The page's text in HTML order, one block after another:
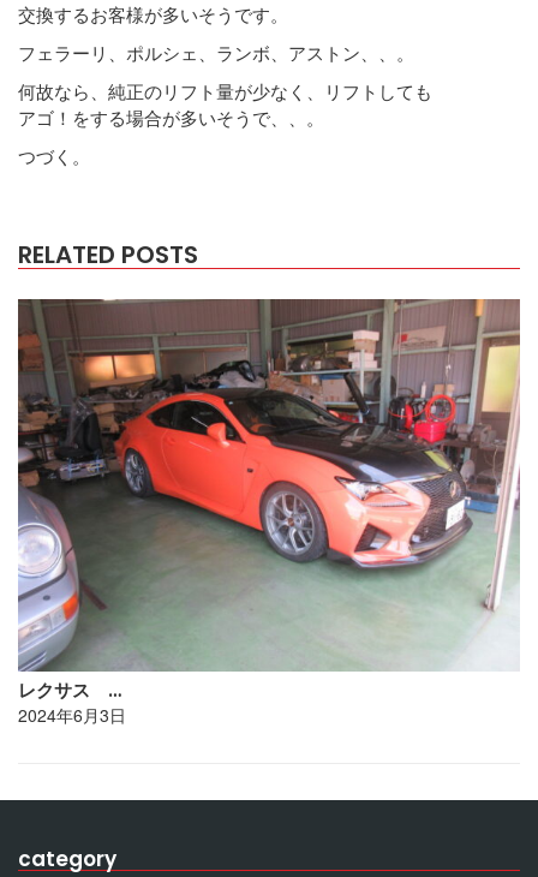
交換するお客様が多いそうです。
フェラーリ、ポルシェ、ランボ、アストン、、。
何故なら、純正のリフト量が少なく、リフトしても
アゴ！をする場合が多いそうで、、。
つづく。
RELATED POSTS
レクサス …
2024年6月3日
category